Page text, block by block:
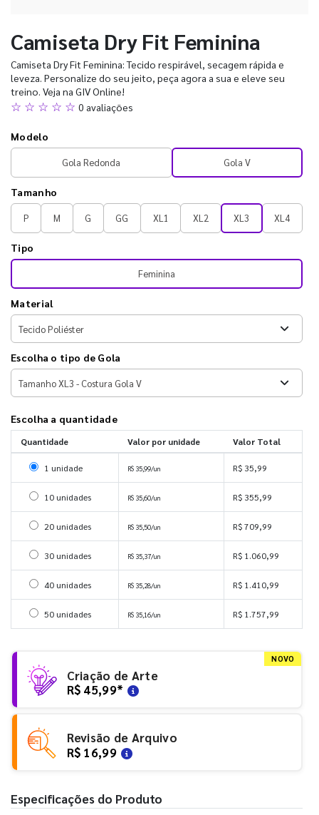
Camiseta Dry Fit Feminina
Camiseta Dry Fit Feminina: Tecido respirável, secagem rápida e
leveza. Personalize do seu jeito, peça agora a sua e eleve seu
treino. Veja na GIV Online!
☆ ☆ ☆ ☆ ☆ 0 avaliações
Modelo
Gola Redonda Gola V
Tamanho
P M G GG XL1 XL2 XL3 XL4
Tipo
Feminina
Material
Escolha o tipo de Gola
Escolha a quantidade
Quantidade Valor por unidade Valor Total
Selecionar 1 unidade
1 unidade R$ 35,99/un R$ 35,99
Selecionar 10 unidades
10 unidades R$ 35,60/un R$ 355,99
Selecionar 20 unidades
20 unidades R$ 35,50/un R$ 709,99
Selecionar 30 unidades
30 unidades R$ 35,37/un R$ 1.060,99
Selecionar 40 unidades
40 unidades R$ 35,28/un R$ 1.410,99
Selecionar 50 unidades
50 unidades R$ 35,16/un R$ 1.757,99
NOVO
Criação de Arte
R$ 45,99*
Revisão de Arquivo
R$ 16,99
Especificações do Produto